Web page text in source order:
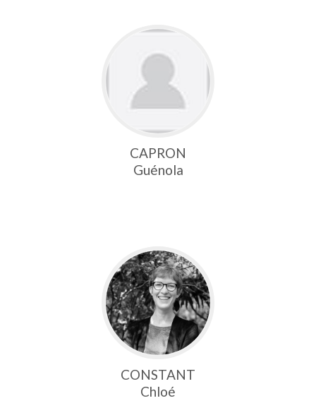
CAPRON
Guénola
CONSTANT
Chloé